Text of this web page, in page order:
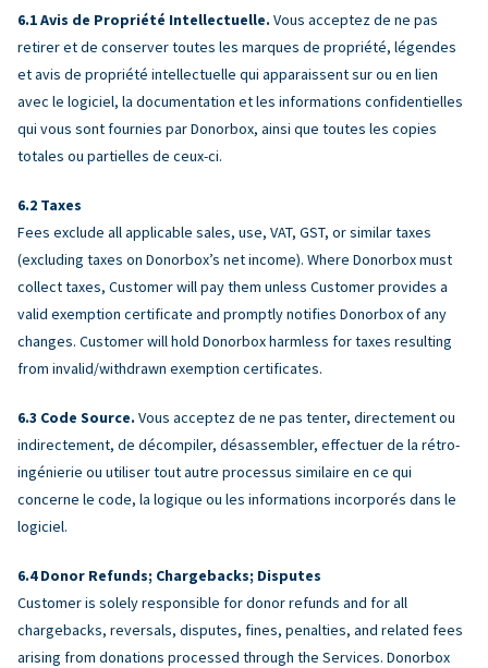
Avis de Propriété Intellectuelle. Vous acceptez de ne pas
retirer et de conserver toutes les marques de propriété, légendes
et avis de propriété intellectuelle qui apparaissent sur ou en lien
avec le logiciel, la documentation et les informations confidentielles
qui vous sont fournies par Donorbox, ainsi que toutes les copies
totales ou partielles de ceux-ci.
Taxes
Fees exclude all applicable sales, use, VAT, GST, or similar taxes
(excluding taxes on Donorbox’s net income). Where Donorbox must
collect taxes, Customer will pay them unless Customer provides a
valid exemption certificate and promptly notifies Donorbox of any
changes. Customer will hold Donorbox harmless for taxes resulting
from invalid/withdrawn exemption certificates.
Code Source. Vous acceptez de ne pas tenter, directement ou
indirectement, de décompiler, désassembler, effectuer de la rétro-
ingénierie ou utiliser tout autre processus similaire en ce qui
concerne le code, la logique ou les informations incorporés dans le
logiciel.
Donor Refunds; Chargebacks; Disputes
Customer is solely responsible for donor refunds and for all
chargebacks, reversals, disputes, fines, penalties, and related fees
arising from donations processed through the Services. Donorbox